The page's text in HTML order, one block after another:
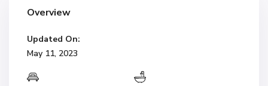
Overview
Updated On:
May 11, 2023